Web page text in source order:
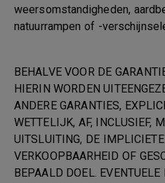
weersomstandigheden,
natuurrampen of -
BEHALVE VOOR DE
HIERIN WORDEN
ANDERE GARANTIES,
WETTELIJK, AF, INCLUSIEF,
UITSLUITING, DE
VERKOOPBAARHEID OF
BEPAALD DOEL.